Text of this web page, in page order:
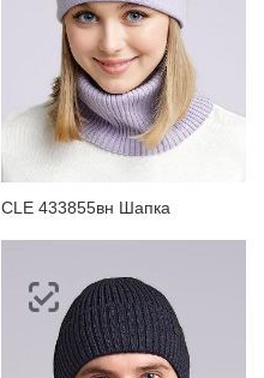
CLE 433855вн Шапка